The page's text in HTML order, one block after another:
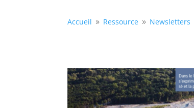
Accueil 9 Ressource 9 Newsletters